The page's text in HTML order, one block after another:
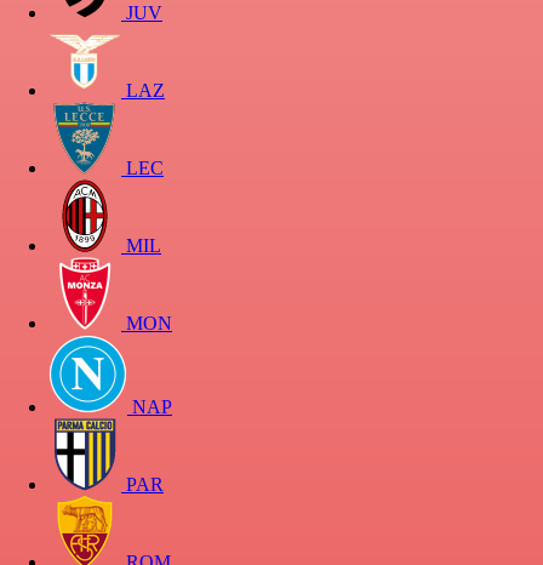
JUV
LAZ
LEC
MIL
MON
NAP
PAR